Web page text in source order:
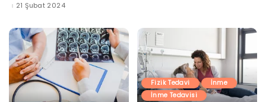
21 Şubat 2024
Fizik Tedavi
İnme
İnme Tedavisi